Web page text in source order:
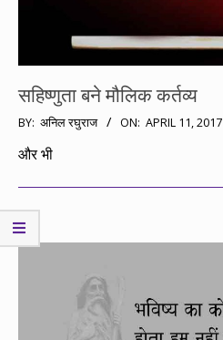
सहिष्णुता बने मौलिक कर्तव्य
2017-
04-
BY: अनिल रघुराज ON: APRIL 11, 2017
और भी